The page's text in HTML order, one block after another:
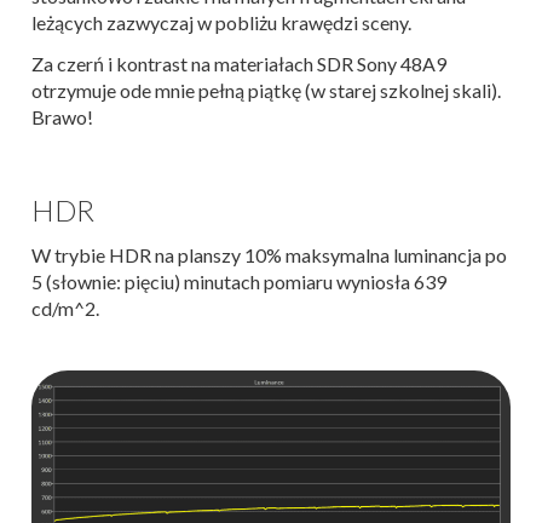
leżących zazwyczaj w pobliżu krawędzi sceny.
Za czerń i kontrast na materiałach SDR Sony 48A9
otrzymuje ode mnie pełną piątkę (w starej szkolnej skali).
Brawo!
HDR
W trybie HDR na planszy 10% maksymalna luminancja po
5 (słownie: pięciu) minutach pomiaru wyniosła 639
cd/m^2.